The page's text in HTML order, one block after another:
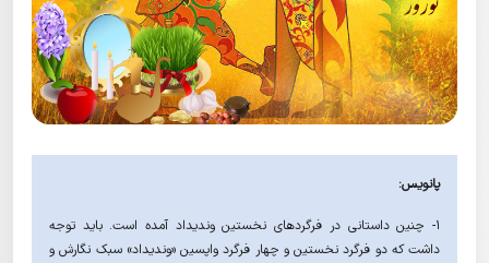
پانویس:
۱- چنین داستانی در فرگردهای نخستین وندیداد آمده است. باید توجه
داشت که دو فرگرد نخستین و چهار فرگرد واپسین «وندیداد» سبک نگارش و